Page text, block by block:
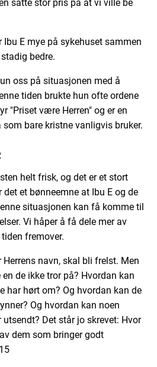
satte stor pris på at vi ville be
E mye på sykehuset sammen
bedre.
oss på situasjonen med å
tiden brukte hun ofte ordene
"Priset være Herren" og er en
bare kristne vanligvis bruker.
helt frisk, og det er et stort
et bønneemne at Ibu E og de
situasjonen kan få komme til
Vi håper å få dele mer av
fremover.
navn, skal bli frelst. Men
de ikke tror på? Hvordan kan
har hørt om? Og hvordan kan de
Og hvordan kan noen
Det står jo skrevet: Hvor
dem som bringer godt